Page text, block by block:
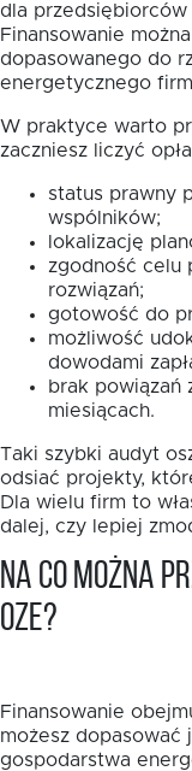
dla
Finansowanie
dopasowanego do
energetycznego
W praktyce warto
zaczniesz liczyć
status prawny
wspólników;
lokalizację
zgodność celu
rozwiązań;
gotowość do
możliwość
dowodami
brak powiązań
miesiącach.
Taki szybki audyt
odsiać projekty,
Dla wielu firm to
dalej, czy lepiej
Na co można
OZE?
Finansowanie
możesz dopasować
gospodarstwa